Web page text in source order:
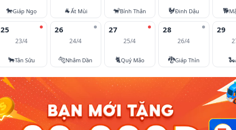
🐎Giáp Ngọ 🐐Ất Mùi 🐒Bính Thân 🐓Đinh Dậu 🐕
25
23/4
🐂Tân Sửu
26
24/4
🐅Nhâm Dần
27
25/4
🐈Quý Mão
28
26/4
🐉Giáp Thìn
29
🐍